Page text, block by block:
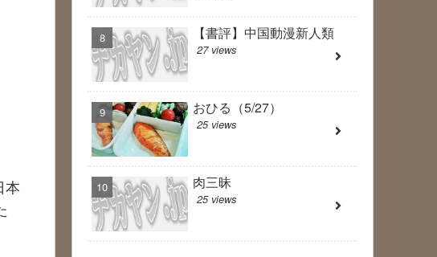
本
【書評】中国動漫新人類
27 views
おひる（5/27）
25 views
肉三昧
25 views